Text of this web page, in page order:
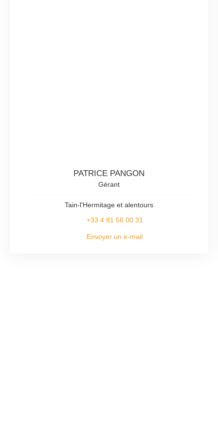
PATRICE PANGON
Gérant
Tain-l'Hermitage et alentours
+33 4 81 56 00 31
Envoyer un e-mail